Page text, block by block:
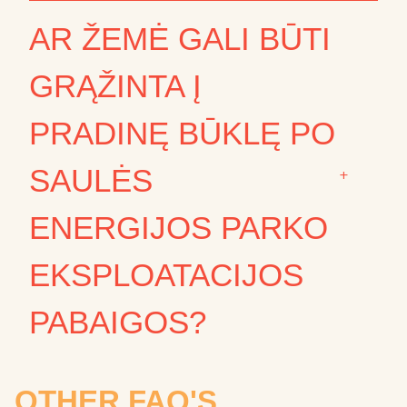
AR ŽEMĖ GALI BŪTI
GRĄŽINTA Į
PRADINĘ BŪKLĘ PO
SAULĖS
ENERGIJOS PARKO
EKSPLOATACIJOS
PABAIGOS?
+